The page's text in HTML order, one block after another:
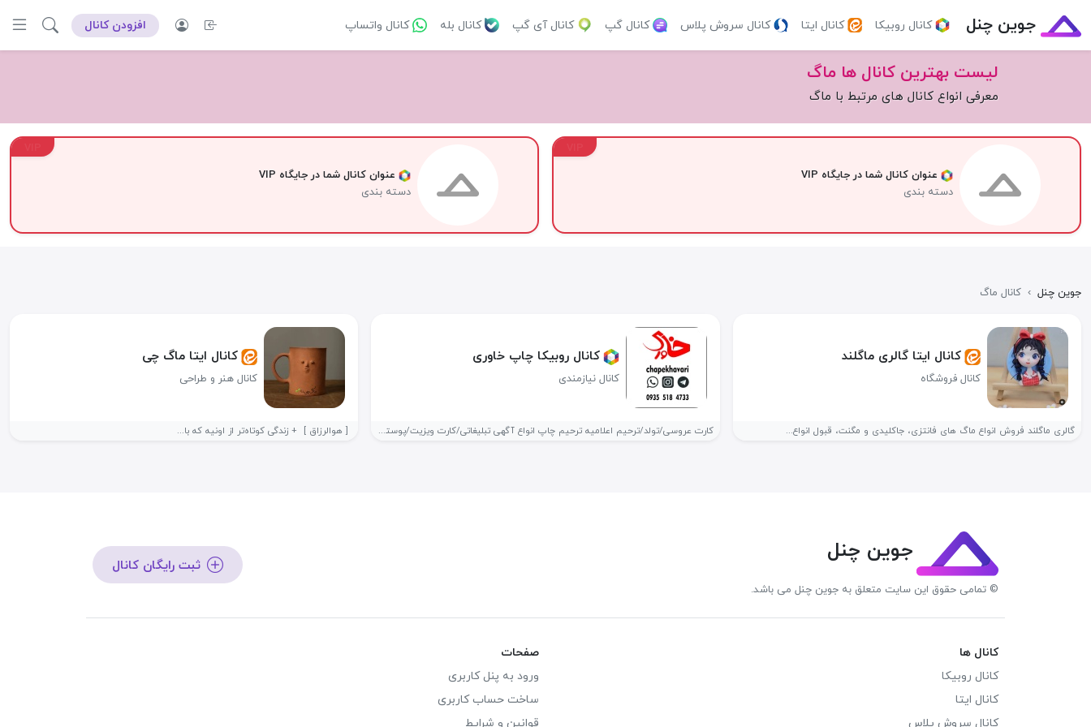
جوین چنل کانال روبیکا کانال ایتا کانال سروش پلاس کانال گپ کانال آی گپ کانال بله کانال واتساپ افزودن کانال
لیست بهترین کانال ها ماگ‌
معرفی انواع کانال های مرتبط با ماگ‌
عنوان کانال شما در جایگاه VIP
دسته بندی
عنوان کانال شما در جایگاه VIP
دسته بندی
جوین چنل › کانال ماگ‌
کانال ایتا گالری ماگلند
کانال فروشگاه
گالری ماگلند فروش انواع ماگ های فانتزی، جاکلیدی و مگنت، قبول انواع...
کانال روبیکا چاپ خاوری
کانال نیازمندی
کارت عروسی/تولد/ترحیم اعلامیه ترحیم چاپ انواع آگهی تبلیغاتی/کارت ویزیت/پوستر/ تراکت برش لیزری...
کانال ایتا ماگ چی
کانال هنر و طراحی
‌ [‌ هوالرزاق ] ‌ + زندگی کوتاه‌تر از اونیه که با...
جوین چنل
© تمامی حقوق این سایت متعلق به جوین چنل می باشد.
ثبت رایگان کانال
کانال ها
کانال روبیکا
کانال ایتا
کانال سروش پلاس
صفحات
ورود به پنل کاربری
ساخت حساب کاربری
قوانین و شرایط